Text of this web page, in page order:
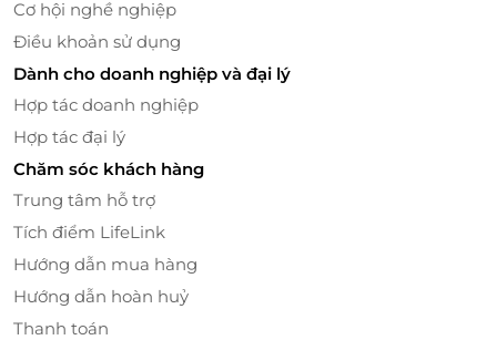
Cơ hội nghề nghiệp
Điều khoản sử dụng
Dành cho doanh nghiệp và đại lý
Hợp tác doanh nghiệp
Hợp tác đại lý
Chăm sóc khách hàng
Trung tâm hỗ trợ
Tích điểm LifeLink
Hướng dẫn mua hàng
Hướng dẫn hoàn huỷ
Thanh toán